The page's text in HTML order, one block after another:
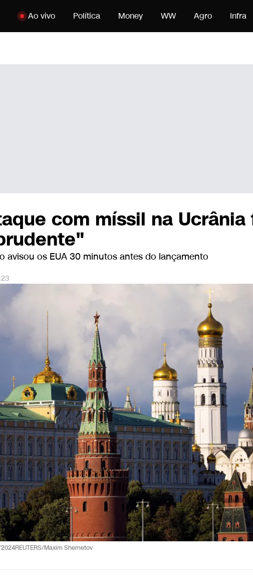
Pular para o conteúdo
Ao vivo Política Money WW Agro Infra
com míssil na Ucrânia
avisou os EUA 30 minutos antes do lançamento
Maxim Shemetov